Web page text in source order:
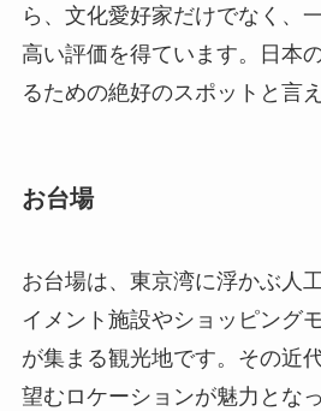
ら、文化愛好家だけでなく、
高い評価を得ています。日本
るための絶好のスポットと言
お台場
お台場は、東京湾に浮かぶ人
イメント施設やショッピング
が集まる観光地です。その近
望むロケーションが魅力とな